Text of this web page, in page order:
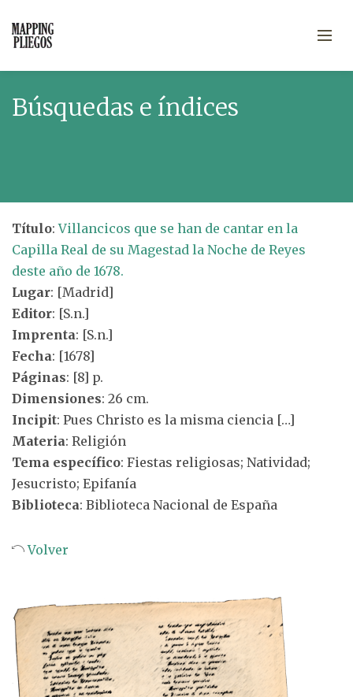
Búsquedas e índices
Título:Villancicos que se han de cantar en la
Capilla Real de su Magestad la Noche de Reyes
deste año de 1678.
Lugar: [Madrid]
Editor: [S.n.]
Imprenta: [S.n.]
Fecha: [1678]
Páginas: [8] p.
Dimensiones: 26 cm.
Incipit: Pues Christo es la misma ciencia […]
Materia: Religión
Tema específico: Fiestas religiosas; Natividad;
Jesucristo; Epifanía
Biblioteca: Biblioteca Nacional de España
Volver